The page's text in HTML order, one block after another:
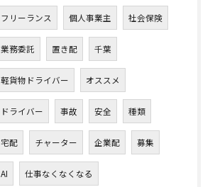
フリーランス 個人事業主 社会保険
業務委託 置き配 千葉
軽貨物ドライバー オススメ
ドライバー 事故 安全 種類
宅配 チャーター 企業配 募集
AI 仕事なくなくなる